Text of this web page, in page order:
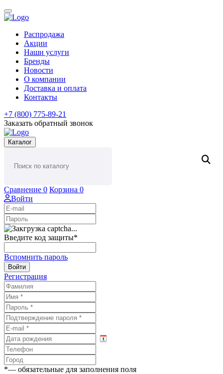
Распродажа
Акции
Наши услуги
Бренды
Новости
О компании
Доставка и оплата
Контакты
+7 (800) 775-89-21
Заказать обратный звонок
Каталог
Сравнение 0 Корзина 0
Войти
Введите код защиты*
Вспомнить пароль
Войти
Регистрация
*— обязательные для заполнения поля